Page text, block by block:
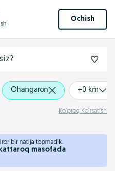
Ochish
Ohangaron +0 km
Ko‘proq Ko‘rsatish
bir natija topmadik.
masofada